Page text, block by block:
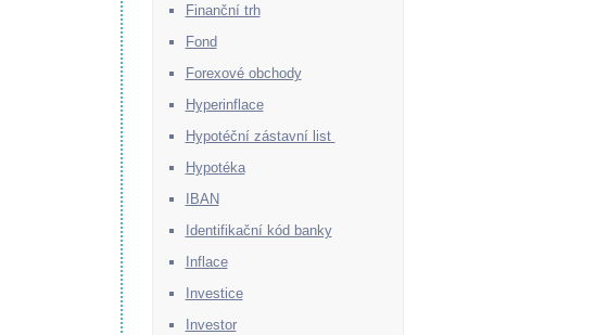
Finanční trh
Fond
Forexové obchody
Hyperinflace
Hypotéční zástavní list
Hypotéka
IBAN
Identifikační kód banky
Inflace
Investice
Investor